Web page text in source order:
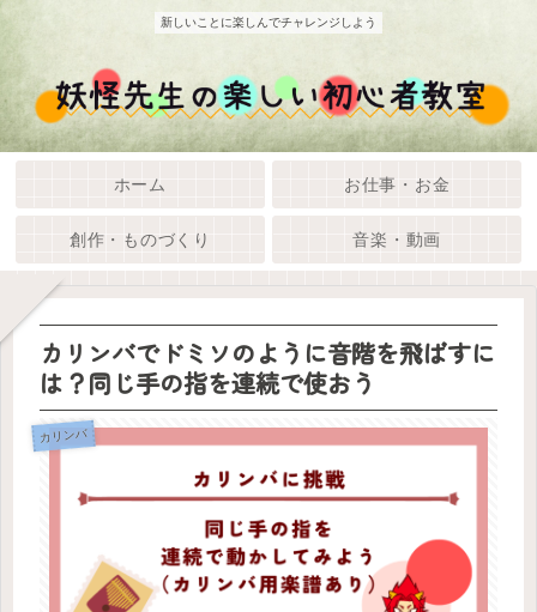
新しいことに楽しんでチャレンジしよう
ホーム お仕事・お金
創作・ものづくり 音楽・動画
カリンバでドミソのように音階を飛ばすに
は？同じ手の指を連続で使おう
カリンバ